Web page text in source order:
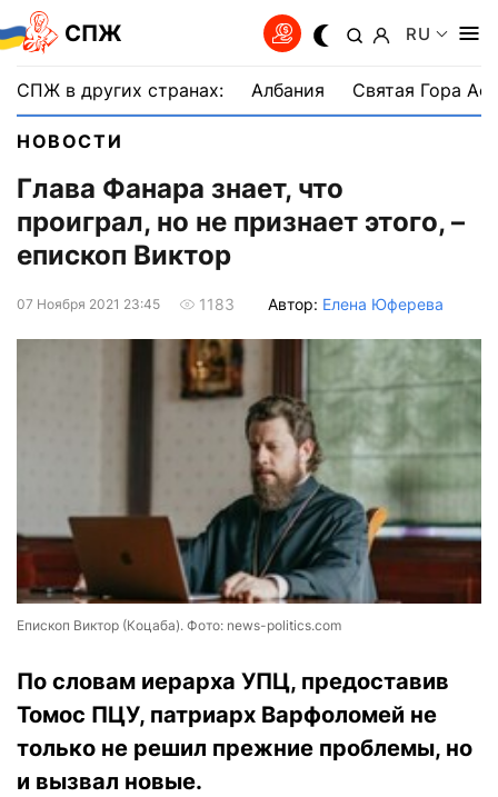
СПЖ RU
СПЖ в других странах: Албания Святая Гора
НОВОСТИ
Глава Фанара знает, что
проиграл, но не признает этого, –
епископ Виктор
07 Ноября 2021 23:45 1183 Автор: Елена Юферева
Епископ Виктор (Коцаба). Фото: news-politics.com
По словам иерарха УПЦ, предоставив
Томос ПЦУ, патриарх Варфоломей не
только не решил прежние проблемы, но
и вызвал новые.